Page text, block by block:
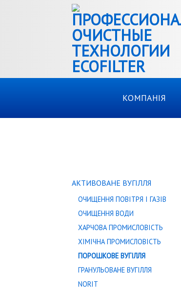
КОМПАНІЯ
АКТИВОВАНЕ ВУГІЛЛЯ
ОЧИЩЕННЯ ПОВІТРЯ І ГАЗІВ
ОЧИЩЕННЯ ВОДИ
ХАРЧОВА ПРОМИСЛОВІСТЬ
ХІМІЧНА ПРОМИСЛОВІСТЬ
ПОРОШКОВЕ ВУГІЛЛЯ
ГРАНУЛЬОВАНЕ ВУГІЛЛЯ
NORIT